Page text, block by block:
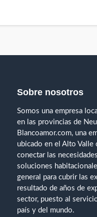
Sobre nosotros
Somos una empresa
en las provincias de
Blancoamor.com, una
ubicado en el Alto
conectar las
soluciones
general para cubrir las
resultado de años de
sector, puesto al
país y del mundo.